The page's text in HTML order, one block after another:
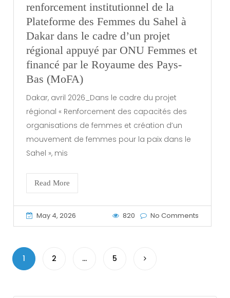
renforcement institutionnel de la
Plateforme des Femmes du Sahel à
Dakar dans le cadre d’un projet
régional appuyé par ONU Femmes et
financé par le Royaume des Pays-
Bas (MoFA)
Dakar, avril 2026_Dans le cadre du projet
régional « Renforcement des capacités des
organisations de femmes et création d’un
mouvement de femmes pour la paix dans le
Sahel », mis
Read More
May 4, 2026 820 No Comments
1 2 … 5